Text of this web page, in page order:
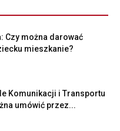
Czy można darować
mieszkanie?
Komunikacji i Transportu
umówić przez...